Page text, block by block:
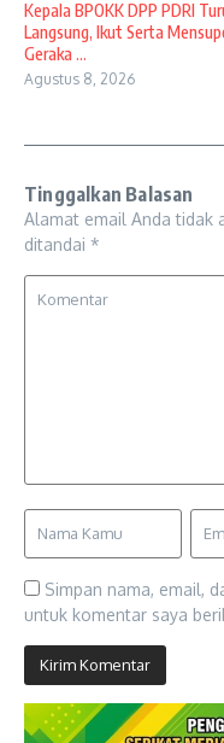
Kepala BPOKK DPP PDRI
Langsung, Ikut Serta
Geraka ...
Agustus 8, 2026
Tinggalkan Balasan
Alamat email Anda tidak
ditandai *
Simpan nama, email,
untuk komentar saya